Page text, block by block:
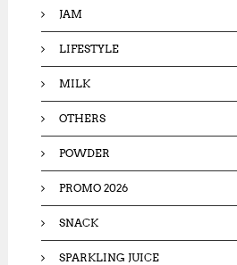
JAM
LIFESTYLE
MILK
OTHERS
POWDER
PROMO 2026
SNACK
SPARKLING JUICE